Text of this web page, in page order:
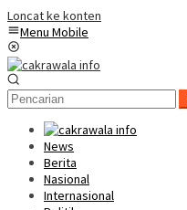
Loncat ke konten
Menu Mobile
News
Berita
Nasional
Internasional